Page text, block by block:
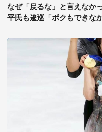
なぜ「戻るな」と言えなか
平氏も逡巡「ボクもできな